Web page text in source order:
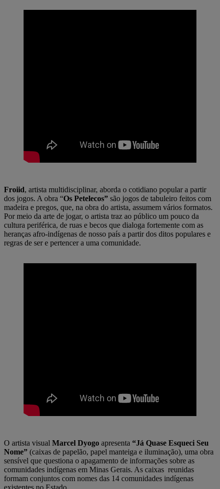
Froiid, artista multidisciplinar, aborda o cotidiano popular a partir
dos jogos. A obra “Os Petelecos” são jogos de tabuleiro feitos com
madeira e pregos, que, na obra do artista, assumem vários formatos.
Por meio da arte de jogar, o artista traz ao público um pouco da
cultura periférica, de ruas e becos que dialoga fortemente com as
heranças afro-indígenas de nosso país a partir dos ditos populares e
regras de ser e pertencer a uma comunidade.
O artista visual Marcel Dyogo apresenta “Já Quase Esqueci Seu
Nome” (caixas de papelão, papel manteiga e iluminação), uma obra
sensível que questiona o apagamento de informações sobre as
comunidades indígenas em Minas Gerais. As caixas reunidas
formam conjuntos com nomes das 14 comunidades indígenas
existentes no Estado.